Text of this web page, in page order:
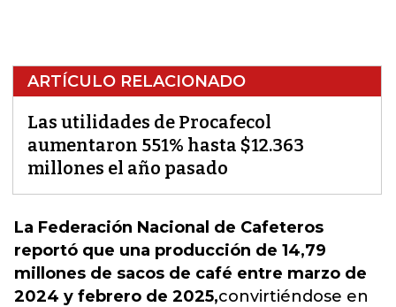
ARTÍCULO RELACIONADO
Las utilidades de Procafecol
aumentaron 551% hasta $12.363
millones el año pasado
La Federación Nacional de Cafeteros
reportó que una producción de 14,79
millones de sacos de café entre marzo de
2024 y febrero de 2025,convirtiéndose en